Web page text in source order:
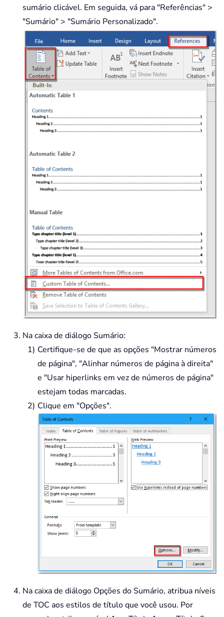
sumário clicável. Em seguida, vá para "Referências" >
"Sumário" > "Sumário Personalizado".
Na caixa de diálogo Sumário:
Certifique-se de que as opções "Mostrar números
de página", "Alinhar números de página à direita"
e "Usar hiperlinks em vez de números de página"
estejam todas marcadas.
Clique em "Opções".
Na caixa de diálogo Opções do Sumário, atribua níveis
de TOC aos estilos de título que você usou. Por